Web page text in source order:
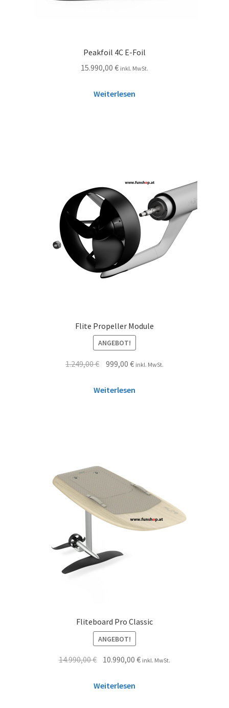
Peakfoil 4C E-Foil
15.990,00 € inkl. MwSt.
Weiterlesen
Flite Propeller Module
ANGEBOT!
1.249,00€ 999,00 € inkl. MwSt.
Weiterlesen
Fliteboard Pro Classic
ANGEBOT!
14.990,00€ 10.990,00€ inkl. MwSt.
Weiterlesen